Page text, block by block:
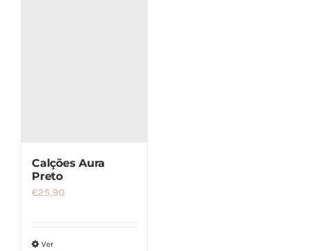
Calções Aura
Preto
€25,90
Ver